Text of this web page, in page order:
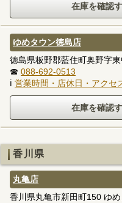
ゆめタウン徳島店
徳島県板野郡藍住町奥野字
☎ 088-692-0513
ℹ 営業時間・店休日・アクセ
香川県
丸亀店
香川県丸亀市新田町150 ゆ